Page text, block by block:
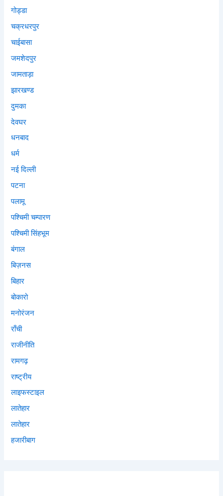
गोड्डा
चक्रधरपुर
चाईबासा
जमशेदपुर
जामताड़ा
झारखण्ड
दुमका
देवघर
धनबाद
धर्म
नई दिल्ली
पटना
पलामू
पश्चिमी चम्पारण
पश्चिमी सिंहभूम
बंगाल
बिज़नस
बिहार
बोकारो
मनोरंजन
राँची
राजीनीति
रामगढ़
राष्ट्रीय
लाइफस्टाइल
लातेहार
लातेहार
हजारीबाग